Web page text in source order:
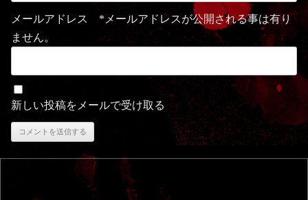
メールアドレス *メールアドレスが公開される事は有り
ません。
新しい投稿をメールで受け取る